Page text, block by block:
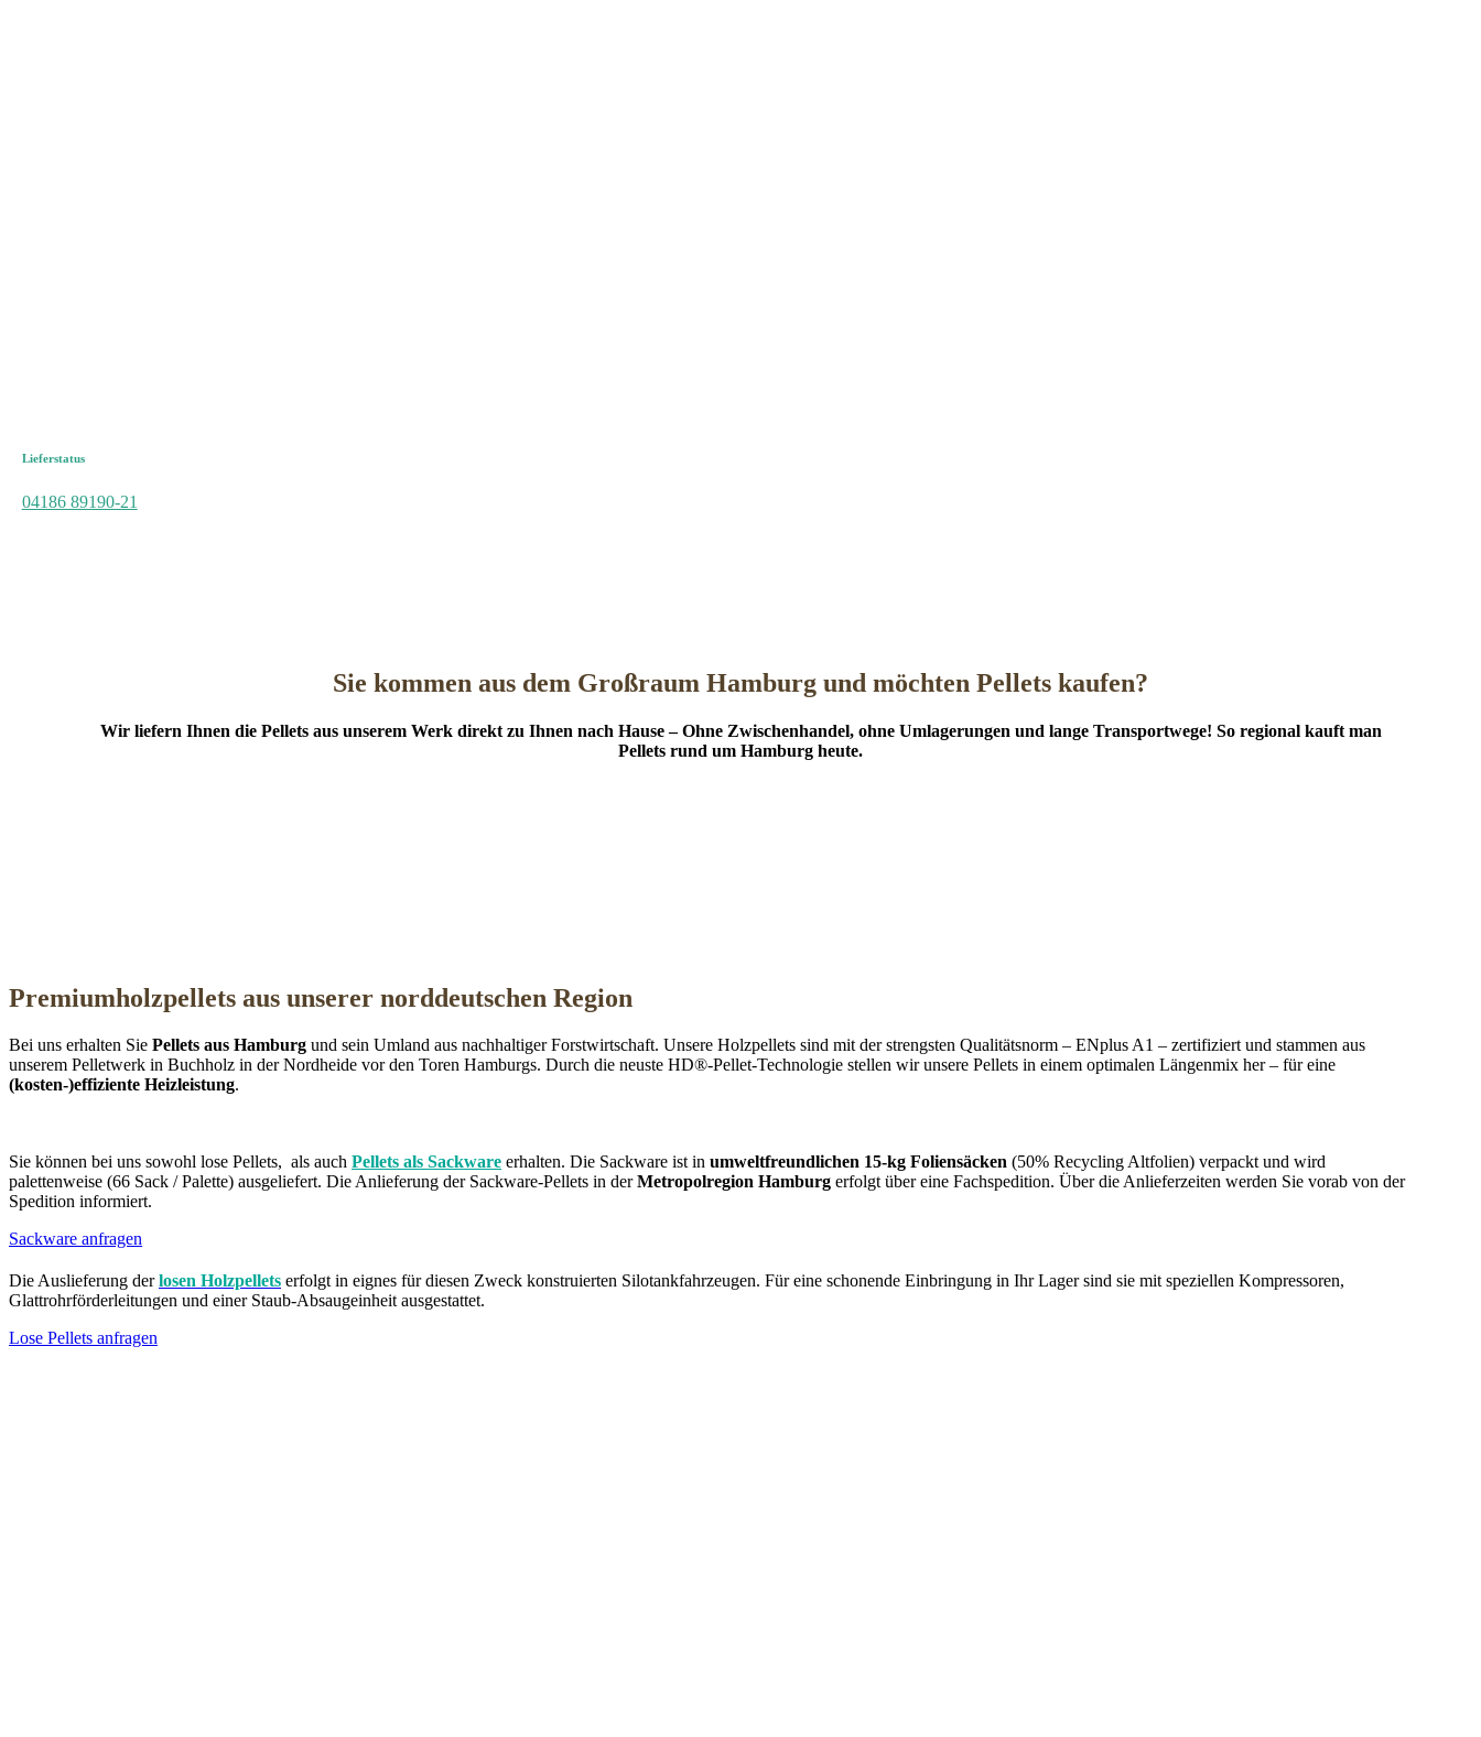
Lieferstatus
04186 89190-21
Sie kommen aus dem Großraum Hamburg und möchten Pellets kaufen?
Wir liefern Ihnen die Pellets aus unserem Werk direkt zu Ihnen nach Hause – Ohne Zwischenhandel, ohne Umlagerungen und lange Transportwege! So regional kauft man
Pellets rund um Hamburg heute.
Premiumholzpellets aus unserer norddeutschen Region
Bei uns erhalten Sie Pellets aus Hamburg und sein Umland aus nachhaltiger Forstwirtschaft. Unsere Holzpellets sind mit der strengsten Qualitätsnorm – ENplus A1 – zertifiziert und stammen aus
unserem Pelletwerk in Buchholz in der Nordheide vor den Toren Hamburgs. Durch die neuste HD®-Pellet-Technologie stellen wir unsere Pellets in einem optimalen Längenmix her – für eine
(kosten-)effiziente Heizleistung.
Sie können bei uns sowohl lose Pellets, als auch Pellets als Sackware erhalten. Die Sackware ist in umweltfreundlichen 15-kg Foliensäcken (50% Recycling Altfolien) verpackt und wird
palettenweise (66 Sack / Palette) ausgeliefert. Die Anlieferung der Sackware-Pellets in derMetropolregion Hamburg erfolgt über eine Fachspedition. Über die Anlieferzeiten werden Sie vorab von der
Spedition informiert.
Sackware anfragen
Die Auslieferung derlosen Holzpellets erfolgt in eignes für diesen Zweck konstruierten Silotankfahrzeugen. Für eine schonende Einbringung in Ihr Lager sind sie mit speziellen Kompressoren,
Glattrohrförderleitungen und einer Staub-Absaugeinheit ausgestattet.
Lose Pellets anfragen